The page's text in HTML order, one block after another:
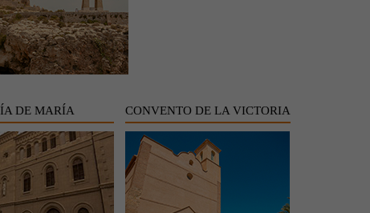
DE MARÍA CONVENTO DE LA VICTORIA